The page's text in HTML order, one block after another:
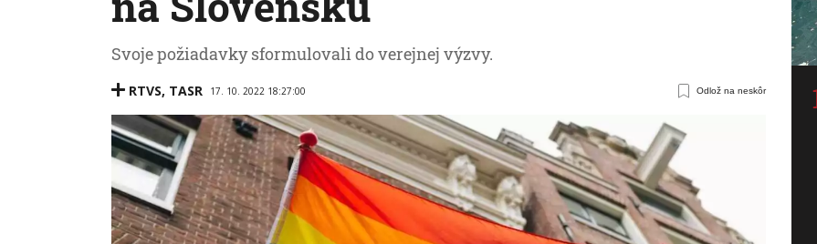
Svoje požiadavky sformulovali do verejnej výzvy.
RTVS, TASR 17. 10. 2022 18:27:00 Odlož na neskôr